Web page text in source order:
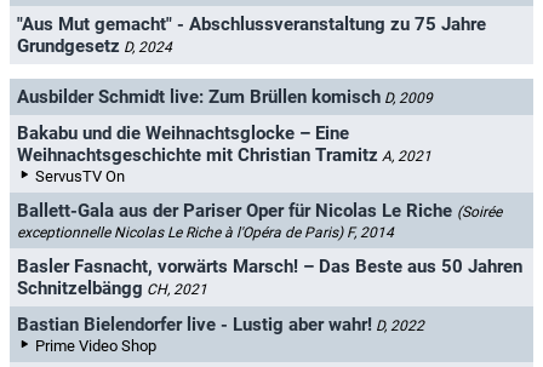
"Aus Mut gemacht" - Abschlussveranstaltung zu 75 Jahre
Grundgesetz D, 2024
Ausbilder Schmidt live: Zum Brüllen komisch D, 2009
Bakabu und die Weihnachtsglocke – Eine
Weihnachtsgeschichte mit Christian Tramitz A, 2021
ServusTV On
Ballett-Gala aus der Pariser Oper für Nicolas Le Riche (Soirée
exceptionnelle Nicolas Le Riche à l'Opéra de Paris) F, 2014
Basler Fasnacht, vorwärts Marsch! – Das Beste aus 50 Jahren
Schnitzelbängg CH, 2021
Bastian Bielendorfer live - Lustig aber wahr! D, 2022
Prime Video Shop